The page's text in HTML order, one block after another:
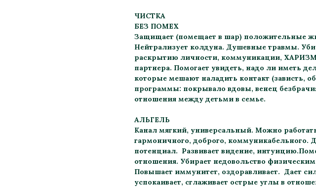
ЧИСТКА
БЕЗ ПОМЕХ
Защищает (помещает в шар) положительные
Нейтрализует колдуна. Душевные травмы.
раскрытию личности, коммуникации,
партнера. Помогает увидеть, надо ли иметь
которые мешают наладить контакт (зависть,
программы: покрывало вдовы, венец
отношения между детьми в семье.
АЛЬГЕЛЬ
Канал мягкий, универсальный. Можно
гармоничного, доброго, коммуникабельного.
потенциал. Развивает видение,
отношения. Убирает недовольство
Повышает иммунитет, оздоравливает. Дает
успокаивает, сглаживает острые углы в